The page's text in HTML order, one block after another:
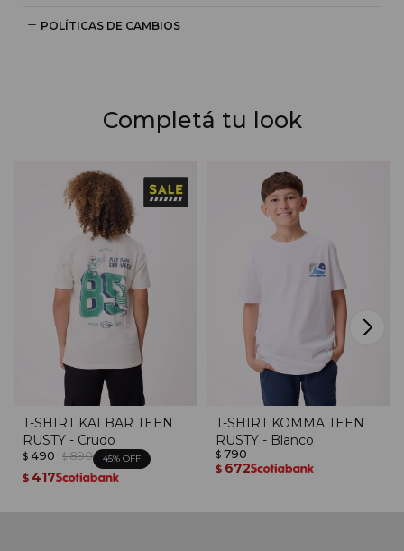
POLÍTICAS DE CAMBIOS
Completá tu look
T-SHIRT KALBAR TEEN
RUSTY - Crudo
$ 490 $ 890 45
$ 417
T-SHIRT KOMMA TEEN
RUSTY - Blanco
$ 790
$ 672